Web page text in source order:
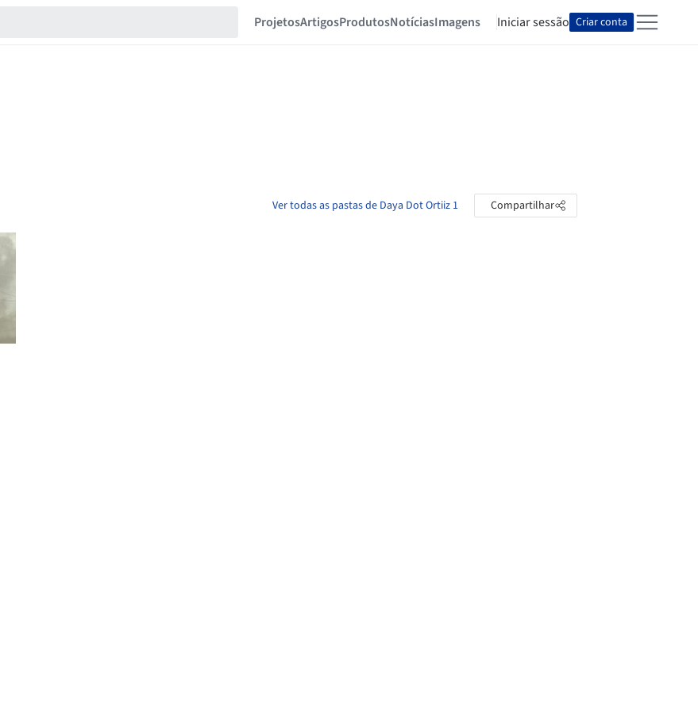
ProjetosArtigosProdutosNotíciasImagens Iniciar sessão Criar conta
Ver todas as pastas de Daya Dot Ortiiz 1 Compartilhar